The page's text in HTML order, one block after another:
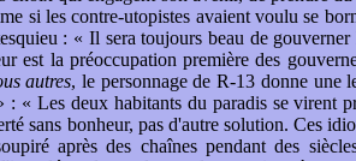
si les contre-utopistes avaient voulu se
: « Il sera toujours beau de
est la préoccupation première des
autres, le personnage de R-13 donne une
: « Les deux habitants du paradis se virent
sans bonheur, pas d'autre solution. Ces
après des chaînes pendant des